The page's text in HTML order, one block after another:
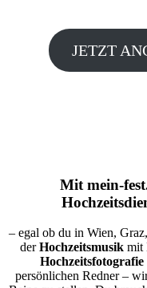
JETZT
Mit mein-
– egal ob du in Wien,
derHochzeitsmusikmit
Hochzeitsfotografie
persönlichen Redner –